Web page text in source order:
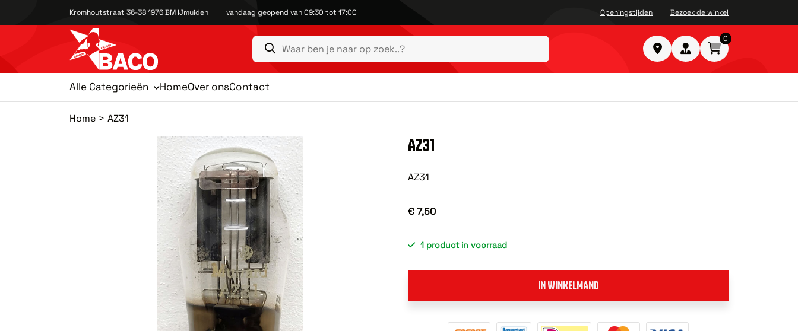
Kromhoutstraat 36-38 1976 BM IJmuiden vandaag geopend van 09:30 tot 17:00 Openingstijden Bezoek de winkel
0
Alle Categorieën HomeOver onsContact
Home AZ31
AZ31
AZ31
€ 7,50
1 product in voorraad
IN WINKELMAND